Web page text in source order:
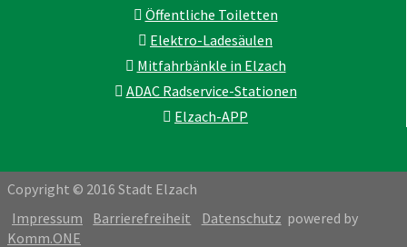
Öffentliche Toiletten
Elektro-Ladesäulen
Mitfahrbänkle in Elzach
ADAC Radservice-Stationen
Elzach-APP
Copyright © 2016 Stadt Elzach
Impressum
Barrierefreiheit Datenschutz powered by
Komm.ONE